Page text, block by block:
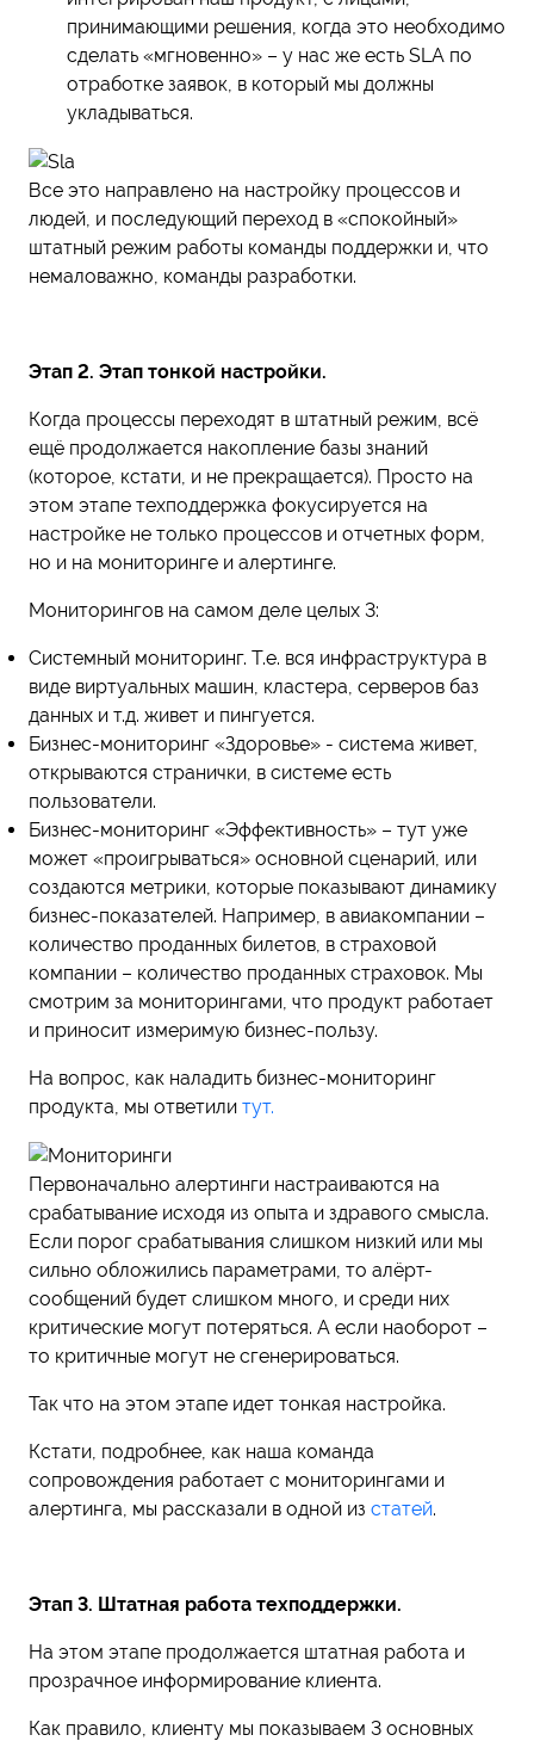
принимающими решения, когда это необходимо
сделать «мгновенно» – у нас же есть SLA по
отработке заявок, в который мы должны
укладываться.
Все это направлено на настройку процессов и
людей, и последующий переход в «спокойный»
штатный режим работы команды поддержки и, что
немаловажно, команды разработки.
Этап 2. Этап тонкой настройки.
Когда процессы переходят в штатный режим, всё
ещё продолжается накопление базы знаний
(которое, кстати, и не прекращается). Просто на
этом этапе техподдержка фокусируется на
настройке не только процессов и отчетных форм,
но и на мониторинге и алертинге.
Мониторингов на самом деле целых 3:
Системный мониторинг. Т.е. вся инфраструктура в
виде виртуальных машин, кластера, серверов баз
данных и т.д. живет и пингуется.
Бизнес-мониторинг «Здоровье» - система живет,
открываются странички, в системе есть
пользователи.
Бизнес-мониторинг «Эффективность» – тут уже
может «проигрываться» основной сценарий, или
создаются метрики, которые показывают динамику
бизнес-показателей. Например, в авиакомпании –
количество проданных билетов, в страховой
компании – количество проданных страховок. Мы
смотрим за мониторингами, что продукт работает
и приносит измеримую бизнес-пользу.
На вопрос, как наладить бизнес-мониторинг
продукта, мы ответили тут.
Первоначально алертинги настраиваются на
срабатывание исходя из опыта и здравого смысла.
Если порог срабатывания слишком низкий или мы
сильно обложились параметрами, то алёрт-
сообщений будет слишком много, и среди них
критические могут потеряться. А если наоборот –
то критичные могут не сгенерироваться.
Так что на этом этапе идет тонкая настройка.
Кстати, подробнее, как наша команда
сопровождения работает с мониторингами и
алертинга, мы рассказали в одной из статей.
Этап 3. Штатная работа техподдержки.
На этом этапе продолжается штатная работа и
прозрачное информирование клиента.
Как правило, клиенту мы показываем 3 основных